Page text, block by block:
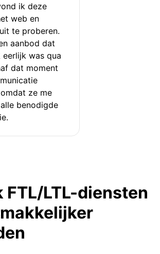
ik deze
web en
te proberen.
aanbod dat
was qua
dat moment
ze me
benodigde
FTL/LTL-diensten